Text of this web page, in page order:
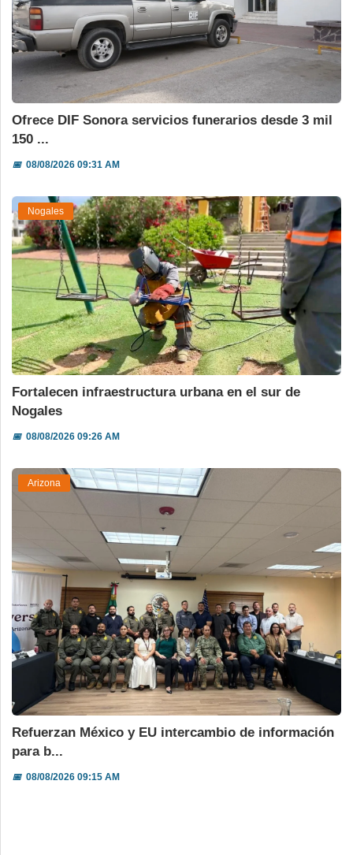
Ofrece DIF Sonora servicios funerarios desde 3 mil
150 ...
📅08/08/2026 09:31 AM
Nogales
Fortalecen infraestructura urbana en el sur de
Nogales
📅08/08/2026 09:26 AM
Arizona
Refuerzan México y EU intercambio de información
para b...
📅08/08/2026 09:15 AM